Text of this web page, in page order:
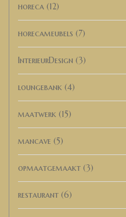
horeca (12)
horecameubels (7)
InterieurDesign (3)
loungebank (4)
maatwerk (15)
mancave (5)
opmaatgemaakt (3)
restaurant (6)